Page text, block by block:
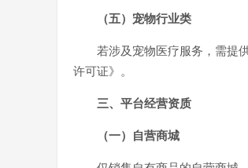
（五）宠物行业类
若涉及宠物医疗服务，需提
许可证》。
三、平台经营资质
（一）自营商城